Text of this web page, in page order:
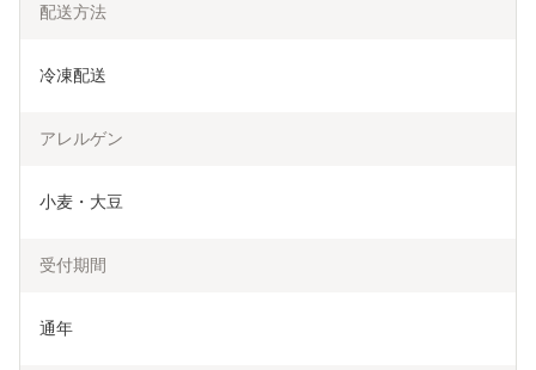
配送方法
冷凍配送
アレルゲン
小麦・大豆
受付期間
通年